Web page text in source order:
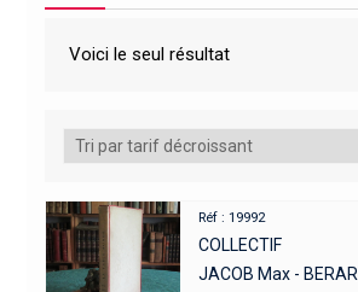
Voici le seul résultat
Réf : 19992
COLLECTIF
JACOB Max -